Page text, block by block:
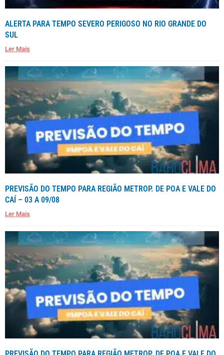
ALERTA PARA TEMPO SEVERO PERIGOSO NO RIO GRANDE DO
SUL
Ler Mais
PREVISÃO DO TEMPO PARA REGIÃO METROP. DE POA E VALE DO
CAÍ – 03 A 09/08
Ler Mais